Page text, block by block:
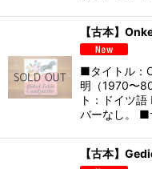
【古本】
■タイトル：
明（1970〜
ト：ドイツ
バーなし。
【古本】